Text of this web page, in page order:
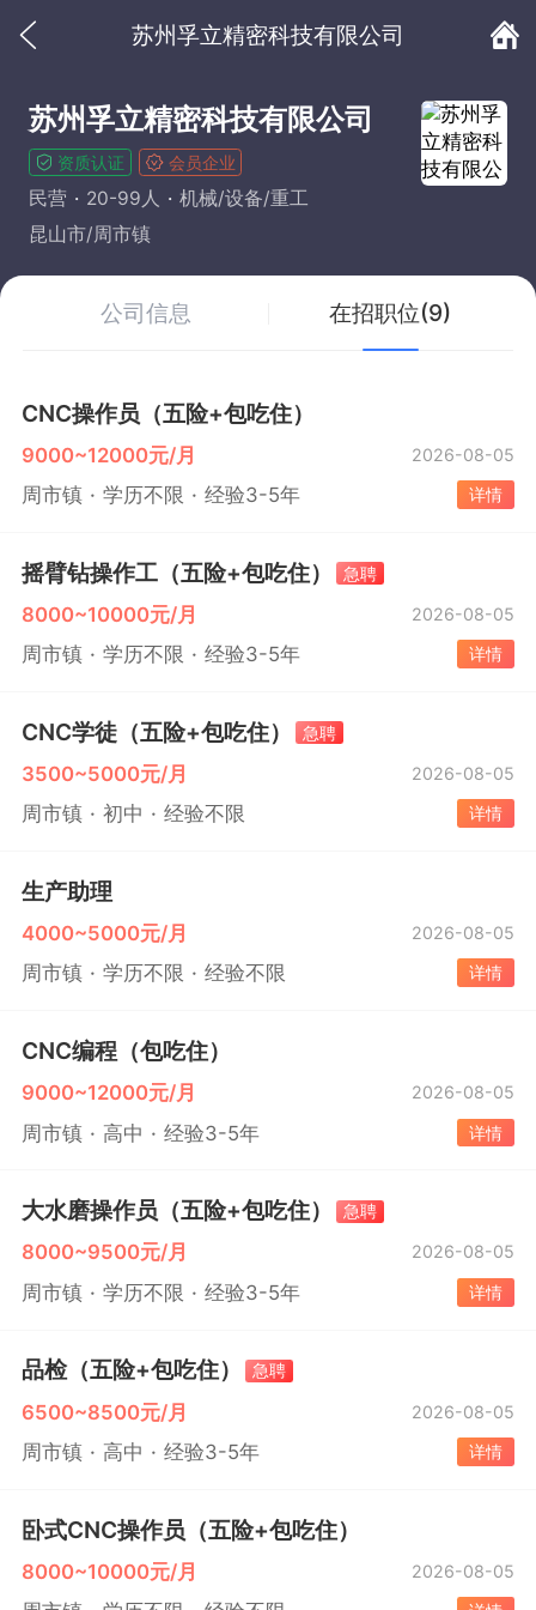
苏州孚立精密科技有限公司
苏州孚立精密科技有限公司
资质认证 会员企业
民营 20-99人
机械/设备/重工
昆山市/周市镇
公司信息 在招职位(9)
CNC操作员（五险+包吃住）
9000~12000元/月 2026-08-05
周市镇 学历不限 经验3-5年 详情
摇臂钻操作工（五险+包吃住） 急聘
8000~10000元/月 2026-08-05
周市镇 学历不限 经验3-5年 详情
CNC学徒（五险+包吃住） 急聘
3500~5000元/月 2026-08-05
周市镇 初中 经验不限 详情
生产助理
4000~5000元/月 2026-08-05
周市镇 学历不限 经验不限 详情
CNC编程（包吃住）
9000~12000元/月 2026-08-05
周市镇 高中 经验3-5年 详情
大水磨操作员（五险+包吃住） 急聘
8000~9500元/月 2026-08-05
周市镇 学历不限 经验3-5年 详情
品检（五险+包吃住） 急聘
6500~8500元/月 2026-08-05
周市镇 高中 经验3-5年 详情
卧式CNC操作员（五险+包吃住）
8000~10000元/月 2026-08-05